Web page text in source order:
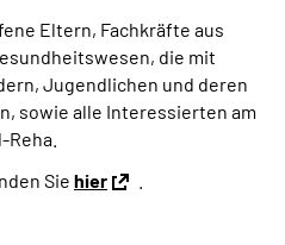
Eltern, Fachkräfte aus
die mit
Jugendlichen und deren
sowie alle Interessierten am
Sie hier